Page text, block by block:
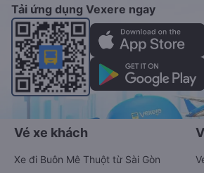
Tải ứng dụng Vexere ngay
Vé xe khách
Xe đi Buôn Mê Thuột từ Sài Gòn